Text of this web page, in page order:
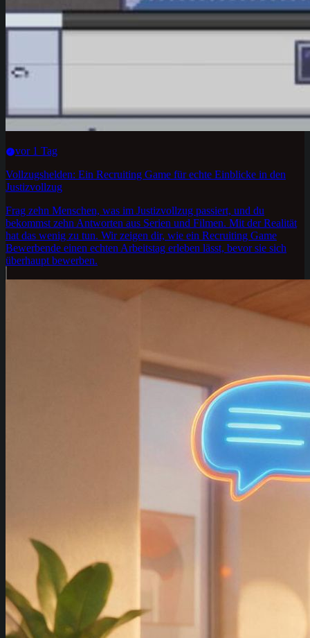
vor 1 Tag
Vollzugshelden: Ein Recruiting Game für echte Einblicke in den
Justizvollzug
Frag zehn Menschen, was im Justizvollzug passiert, und du
bekommst zehn Antworten aus Serien und Filmen. Mit der Realität
hat das wenig zu tun. Wir zeigen dir, wie ein Recruiting Game
Bewerbende einen echten Arbeitstag erleben lässt, bevor sie sich
überhaupt bewerben.